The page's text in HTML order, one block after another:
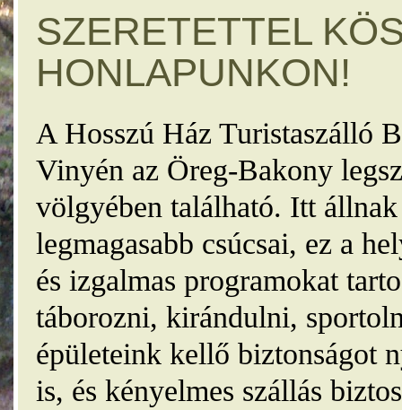
SZERETETTEL
HONLAPUNKON!
A Hosszú Ház Turistaszálló
Vinyén az Öreg-Bakony
völgyében található. Itt
legmagasabb csúcsai, ez a
és izgalmas programokat
táborozni, kirándulni,
épületeink kellő biztonságot
is, és kényelmes szállás